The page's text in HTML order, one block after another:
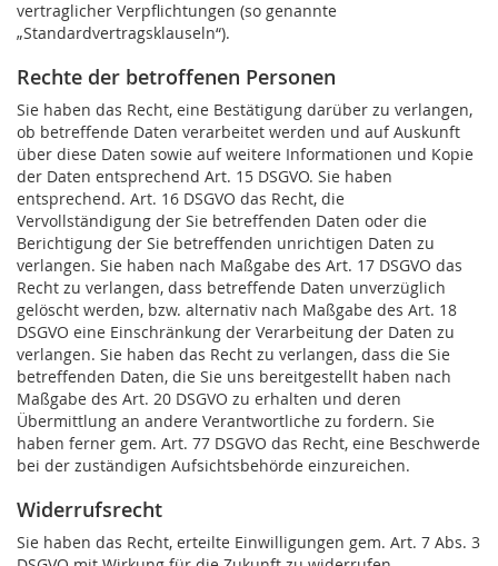
vertraglicher Verpflichtungen (so genannte
„Standardvertragsklauseln“).
Rechte der betroffenen Personen
Sie haben das Recht, eine Bestätigung darüber zu verlangen,
ob betreffende Daten verarbeitet werden und auf Auskunft
über diese Daten sowie auf weitere Informationen und Kopie
der Daten entsprechend Art. 15 DSGVO. Sie haben
entsprechend. Art. 16 DSGVO das Recht, die
Vervollständigung der Sie betreffenden Daten oder die
Berichtigung der Sie betreffenden unrichtigen Daten zu
verlangen. Sie haben nach Maßgabe des Art. 17 DSGVO das
Recht zu verlangen, dass betreffende Daten unverzüglich
gelöscht werden, bzw. alternativ nach Maßgabe des Art. 18
DSGVO eine Einschränkung der Verarbeitung der Daten zu
verlangen. Sie haben das Recht zu verlangen, dass die Sie
betreffenden Daten, die Sie uns bereitgestellt haben nach
Maßgabe des Art. 20 DSGVO zu erhalten und deren
Übermittlung an andere Verantwortliche zu fordern. Sie
haben ferner gem. Art. 77 DSGVO das Recht, eine Beschwerde
bei der zuständigen Aufsichtsbehörde einzureichen.
Widerrufsrecht
Sie haben das Recht, erteilte Einwilligungen gem. Art. 7 Abs. 3